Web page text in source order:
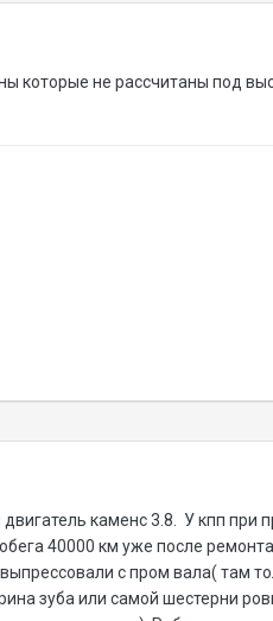
которые не рассчитаны под
каменс 3.8. У кпп при
40000 км уже после
с пром вала( там
зуба или самой шестерни